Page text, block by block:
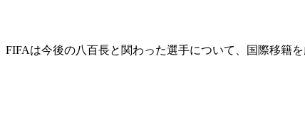
FIFAは今後の八百長と関わった選手について、国際移籍